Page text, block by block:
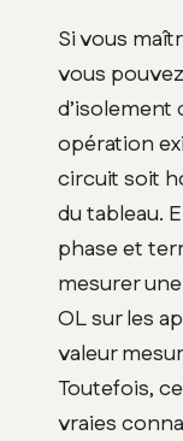
Si vous
vous
d’isolement
opération
circuit soit
du tableau.
phase et
mesurer
OL sur les
valeur
Toutefois,
vraies